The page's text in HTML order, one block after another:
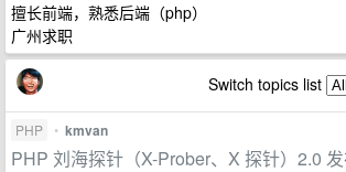
擅长前端，熟悉后端（php）
广州求职
Switch topics list
PHP • kmvan
PHP 刘海探针（X-Prober、X 探针）2.0